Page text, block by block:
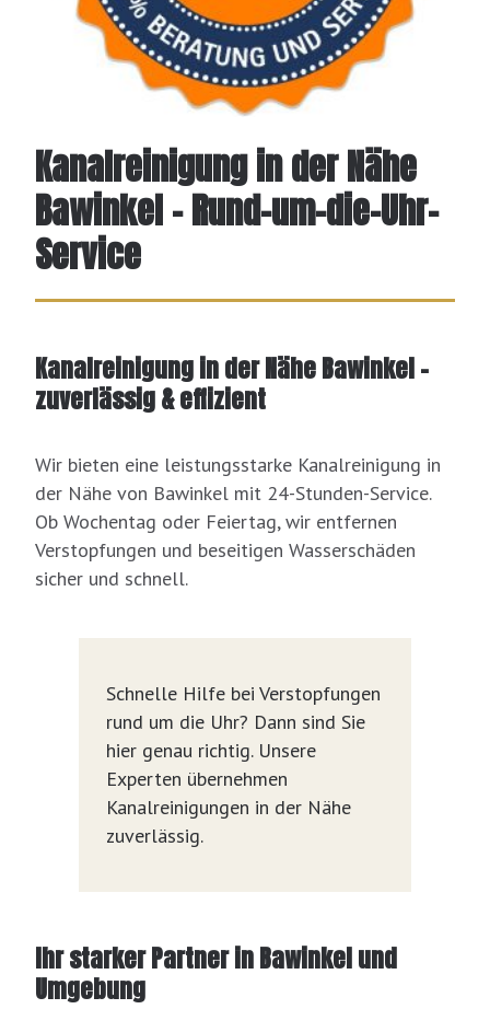
Kanalreinigung in der Nähe
Bawinkel - Rund-um-die-Uhr-
Service
Kanalreinigung in der Nähe Bawinkel –
zuverlässig & effizient
Wir bieten eine leistungsstarke Kanalreinigung in
der Nähe von Bawinkel mit 24-Stunden-Service.
Ob Wochentag oder Feiertag, wir entfernen
Verstopfungen und beseitigen Wasserschäden
sicher und schnell.
Schnelle Hilfe bei Verstopfungen
rund um die Uhr? Dann sind Sie
hier genau richtig. Unsere
Experten übernehmen
Kanalreinigungen in der Nähe
zuverlässig.
Ihr starker Partner in Bawinkel und
Umgebung